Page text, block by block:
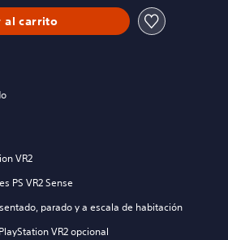
al carrito
VR2
PS VR2 Sense
parado y a escala de habitación
VR2 opcional